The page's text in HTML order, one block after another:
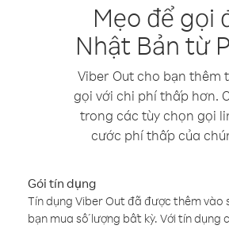
Mẹo để gọi
Nhật Bản từ
Viber Out cho bạn thêm
gọi với chi phí thấp hơn.
trong các tùy chọn gọi
cước phí thấp của
Gói tín dụng
Tín dụng Viber Out đã được thêm vào
bạn mua số lượng bất kỳ. Với tín dụng